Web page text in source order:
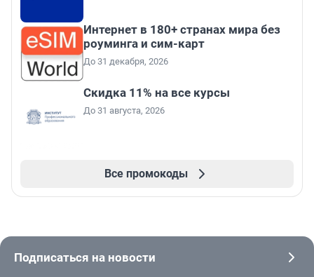
Интернет в 180+ странах мира без
роуминга и сим-карт
До 31 декабря, 2026
Скидка 11% на все курсы
До 31 августа, 2026
Все промокоды
Подписаться на новости